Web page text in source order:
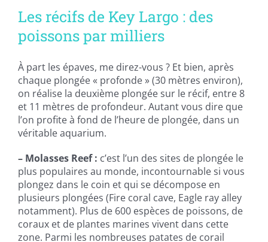
Les récifs de Key Largo : des
poissons par milliers
À part les épaves, me direz-vous ? Et bien, après
chaque plongée « profonde » (30 mètres environ),
on réalise la deuxième plongée sur le récif, entre 8
et 11 mètres de profondeur. Autant vous dire que
l’on profite à fond de l’heure de plongée, dans un
véritable aquarium.
– Molasses Reef : c’est l’un des sites de plongée le
plus populaires au monde, incontournable si vous
plongez dans le coin et qui se décompose en
plusieurs plongées (Fire coral cave, Eagle ray alley
notamment). Plus de 600 espèces de poissons, de
coraux et de plantes marines vivent dans cette
zone. Parmi les nombreuses patates de corail